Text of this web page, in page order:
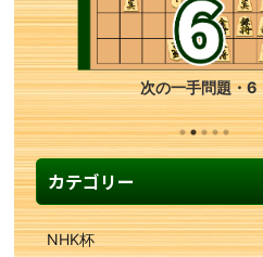
次の一手問題・19
カテゴリー
NHK杯